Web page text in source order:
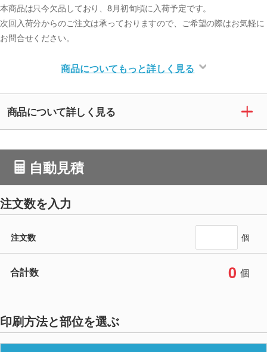
本商品は只今欠品しており、8月初旬頃に入荷予定です。
次回入荷分からのご注文は承っておりますので、ご希望の際はお気軽に
お問合せください。
商品についてもっと詳しく見る
商品について詳しく見る
自動見積
注文数を入力
注文数 個
合計数 0 個
印刷方法と部位を選ぶ